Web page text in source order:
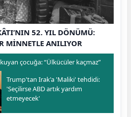
52. YIL DÖNÜMÜ:
MİNNETLE ANILIYOR
çocuğa: “Ülkücüler kaçmaz”
Trump'tan Irak'a 'Maliki' tehdidi:
'Seçilirse ABD artık yardım
etmeyecek'